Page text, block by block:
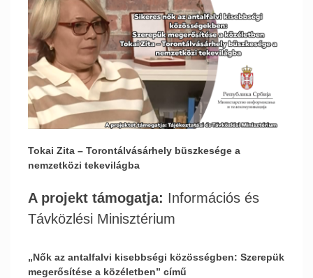
Tokai Zita – Torontálvásárhely büszkesége a
nemzetközi tekevilágba
A projekt támogatja: Információs és
Távközlési Minisztérium
„Nők az antalfalvi kisebbségi közösségben: Szerepük
megerősítése a közéletben” című